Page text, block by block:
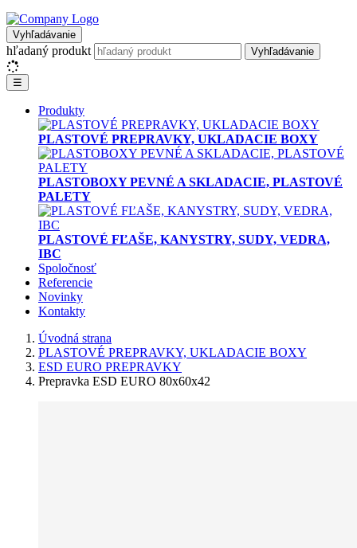
Vyhľadávanie
hľadaný produkt Vyhľadávanie
☰
Produkty
PLASTOVÉ PREPRAVKY, UKLADACIE BOXY
PLASTOBOXY PEVNÉ A SKLADACIE, PLASTOVÉ
PALETY
PLASTOVÉ FĽAŠE, KANYSTRY, SUDY, VEDRA,
IBC
Spoločnosť
Referencie
Novinky
Kontakty
Úvodná strana
PLASTOVÉ PREPRAVKY, UKLADACIE BOXY
ESD EURO PREPRAVKY
Prepravka ESD EURO 80x60x42